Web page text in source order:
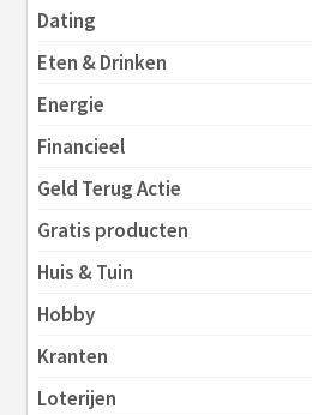
Dating
Eten & Drinken
Energie
Financieel
Geld Terug Actie
Gratis producten
Huis & Tuin
Hobby
Kranten
Loterijen